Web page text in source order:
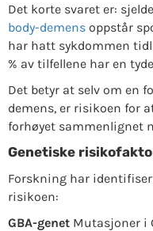
Det korte svaret er:
body-demensoppstår
har hatt sykdommen
% av tilfellene har en
Det betyr at selv om en
demens, er risikoen for
forhøyet sammenlignet
Genetiske
Forskning har
risikoen:
GBA-genetMutasjoner i